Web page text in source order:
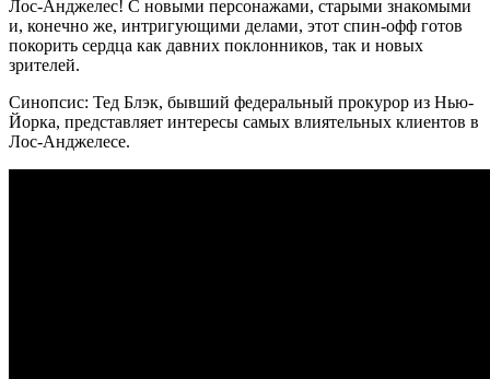
Лос-Анджелес! С новыми персонажами, старыми знакомыми
и, конечно же, интригующими делами, этот спин-офф готов
покорить сердца как давних поклонников, так и новых
зрителей.
Синопсис: Тед Блэк, бывший федеральный прокурор из Нью-
Йорка, представляет интересы самых влиятельных клиентов в
Лос-Анджелесе.